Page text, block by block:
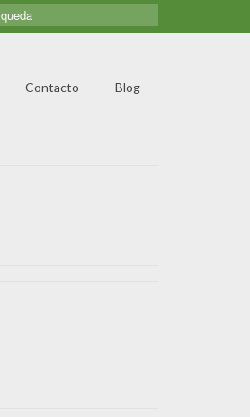
Contacto Blog